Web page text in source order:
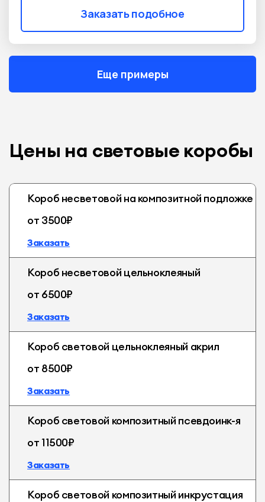
Заказать подобное
Еще примеры
Цены на световые коробы
Короб несветовой на композитной подложке
от 3500₽
Заказать
Короб несветовой цельноклеяный
от 6500₽
Заказать
Короб световой цельноклеяный акрил
от 8500₽
Заказать
Короб световой композитный псевдоинк-я
от 11500₽
Заказать
Короб световой композитный инкрустация